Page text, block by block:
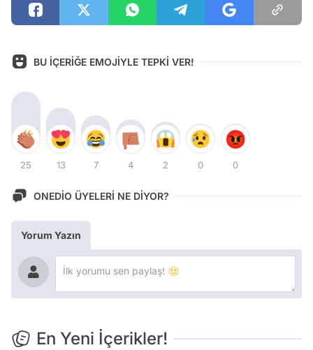
BU İÇERİĞE EMOJİYLE TEPKİ VER!
25 13 7 4 2 0 0
ONEDİO ÜYELERİ NE DİYOR?
Yorum Yazın
En Yeni İçerikler!